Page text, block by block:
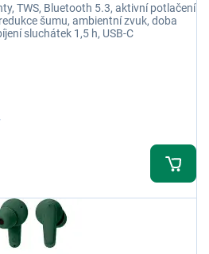
TWS, Bluetooth 5.3, aktivní potlačení
šumu, ambientní zvuk, doba
sluchátek 1,5 h, USB-C